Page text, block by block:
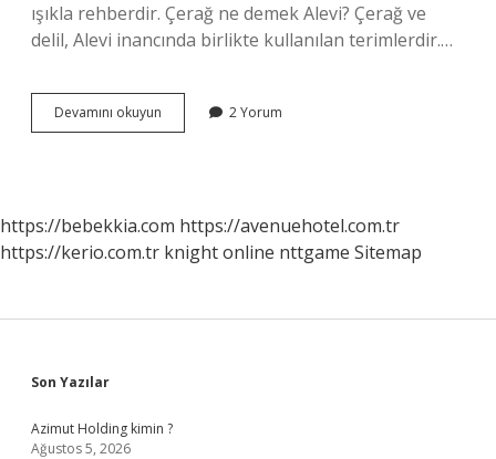
ışıkla rehberdir. Çerağ ne demek Alevi? Çerağ ve
delil, Alevi inancında birlikte kullanılan terimlerdir.…
Devamını okuyun Osmanlıda
Çerağ
2 Yorum
https://bebekkia.com https://avenuehotel.com.tr
https://kerio.com.tr knight online nttgame Sitemap
Sidebar
Son Yazılar
Azimut Holding kimin ?
Ağustos 5, 2026